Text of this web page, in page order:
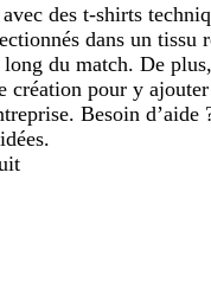
des t-shirts
dans un tissu
du match. De
création pour y
Besoin d’aide